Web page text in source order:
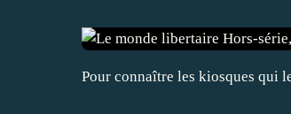
Pour connaître les kiosques qui